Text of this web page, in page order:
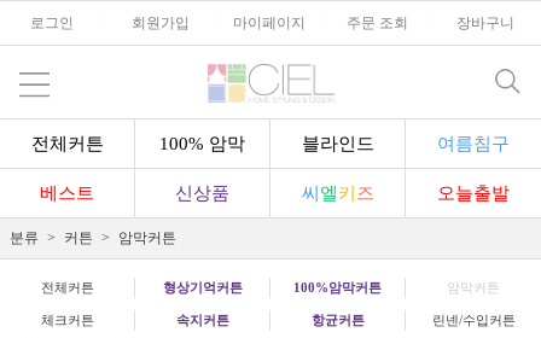
로그인 회원가입 마이페이지 주문 조회 장바구니
전체커튼 100% 암막 블라인드 여름침구
베스트 신상품 씨 엘키 즈 오늘출발
분류 커튼 암막커튼
전체커튼 형상기억커튼 100%암막커튼 암막커튼
체크커튼 속지커튼 항균커튼 린넨/수입커튼